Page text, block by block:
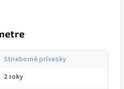
Strieborné prívesky
2 roky